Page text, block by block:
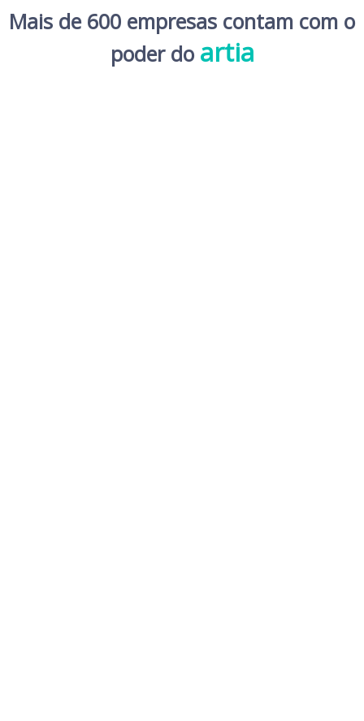
Mais de 600 empresas contam com o
poder do artia